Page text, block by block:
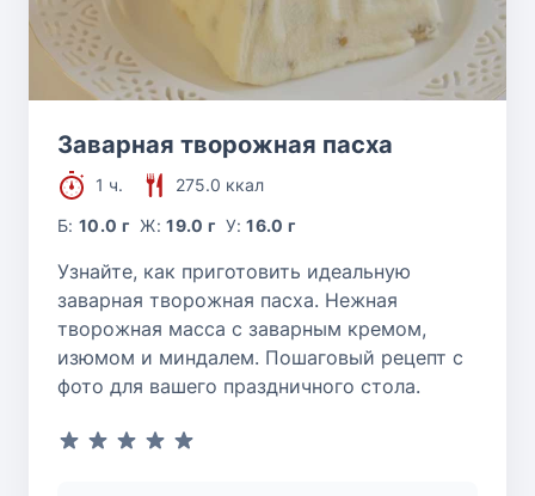
Заварная творожная пасха
1 ч.
275.0 ккал
Б:10.0 г Ж:19.0 г У:16.0 г
Узнайте, как приготовить идеальную
заварная творожная пасха. Нежная
творожная масса с заварным кремом,
изюмом и миндалем. Пошаговый рецепт с
фото для вашего праздничного стола.